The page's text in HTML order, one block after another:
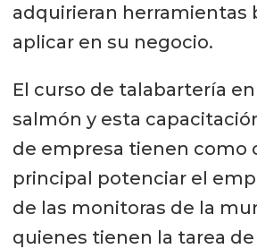
adquirieran herramientas
aplicar en su negocio.
El curso de talabartería
salmón y esta
de empresa tienen como
principal potenciar el
de las monitoras de la
quienes tienen la tarea